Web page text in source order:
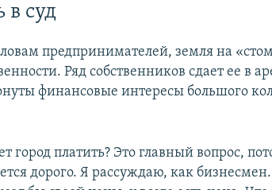
в суд
предпринимателей, земля на
Ряд собственников сдает ее в
финансовые интересы большого
город платить? Это главный вопрос,
дорого. Я рассуждаю, как